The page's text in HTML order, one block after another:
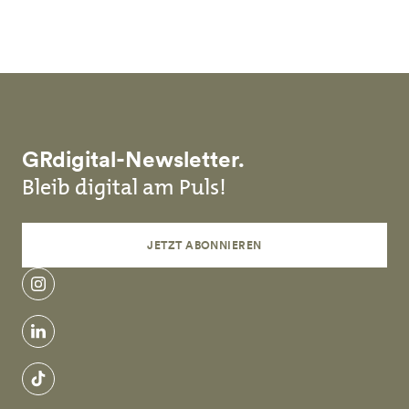
GRdigital-Newsletter.
Bleib digital am Puls!
JETZT ABONNIEREN
instagram
linkedin
tiktok